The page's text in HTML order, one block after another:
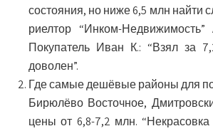
состояния, но ниже 6,5 млн найти
риелтор “Инком-
Покупатель Иван К.: “Взял за
доволен”.
Где самые дешёвые районы для
Бирюлёво Восточное,
цены от 6,8-7,2 млн.